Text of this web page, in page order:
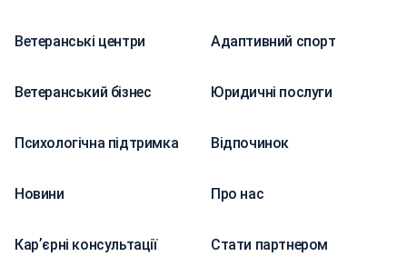
Ветеранські центри Адаптивний спорт
Ветеранський бізнес Юридичні послуги
Психологічна підтримка Відпочинок
Новини Про нас
Карʼєрні консультації Стати партнером